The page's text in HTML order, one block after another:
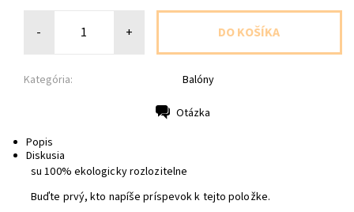
- +
Kategória: Balóny
Otázka
Popis
Diskusia
su 100% ekologicky rozlozitelne
Buďte prvý, kto napíše príspevok k tejto položke.